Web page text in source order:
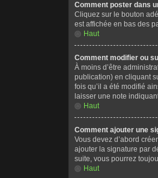
Comment poster dans
Cliquez sur le bouton
est affichée en bas des
Haut
Comment modifier ou
À moins d’être
publication) en cliquant
fois qu’il a été modifié
laisser une note
Haut
Comment ajouter une
Vous devez d’abord
ajouter la signature par
suite, vous pourrez
Haut